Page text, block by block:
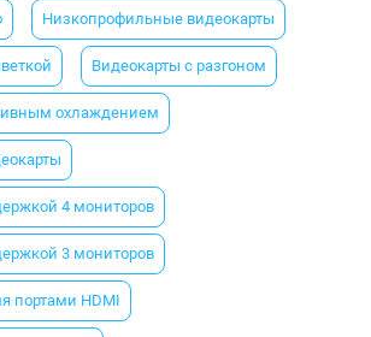
Низкопрофильные видеокарты
Видеокарты с разгоном
охлаждением
4 мониторов
3 мониторов
портами HDMI